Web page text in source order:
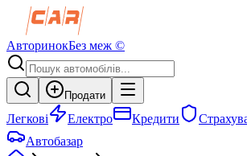
АвторинокБез меж ©
Продати
Легкові Електро Кредити
Автобазар